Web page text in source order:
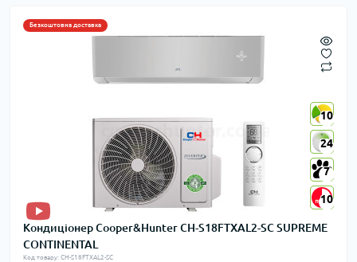
Безкоштовна доставка
10
24
7
10
10
24
7
10
Кондиціонер Cooper&Hunter CH-S18FTXAL2-SC SUPREME
CONTINENTAL
Код товару: CH-S18FTXAL2-SC